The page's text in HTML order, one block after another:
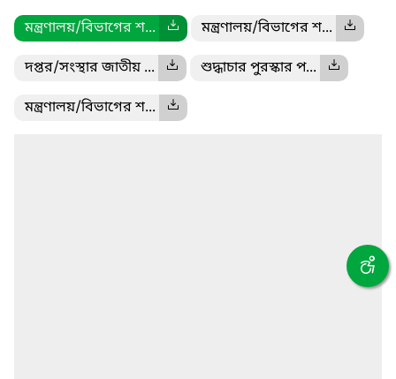
মন্ত্রণালয়/বিভাগের শ... মন্ত্রণালয়/বিভাগের শ...
দপ্তর/সংস্থার জাতীয় ... শুদ্ধাচার পুরস্কার প...
মন্ত্রণালয়/বিভাগের শ...